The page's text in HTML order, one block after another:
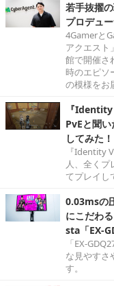
若手抜擢
プロデュ
4Gamerと
アクエスト
館で開催さ
時のエピソ
の模様をお
『
PvEと聞
してみた
『Identity
人、全くプ
てプレイし
0.03msの
にこだわ
sta「EX-
「EX-
な見やすさ
す。